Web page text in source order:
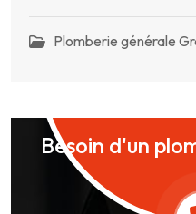
Plomberie générale
Besoin d'un